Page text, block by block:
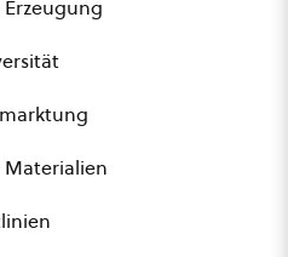
Materialien